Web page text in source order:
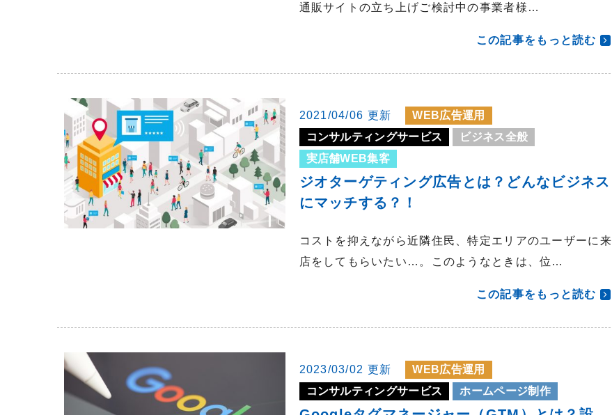
通販サイトの立ち上げご検討中の事業者様…
この記事をもっと読む
2021/04/06 更新
WEB広告運用
コンサルティングサービス
ビジネス全般
実店舗WEB集客
ジオターゲティング広告とは？どんなビジネス
にマッチする？！
コストを抑えながら近隣住民、特定エリアのユーザーに来
店をしてもらいたい…。このようなときは、位…
この記事をもっと読む
2023/03/02 更新
WEB広告運用
コンサルティングサービス
ホームページ制作